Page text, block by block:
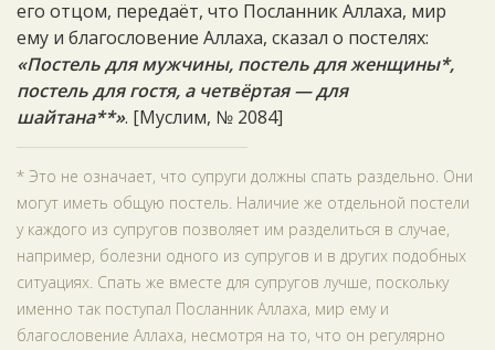
его отцом, передаёт, что Посланник Аллаха, мир
ему и благословение Аллаха, сказал о постелях:
«Постель для мужчины, постель для женщины*,
постель для гостя, а четвёртая — для
шайтана**». [Муслим, № 2084]
* Это не означает, что супруги должны спать раздельно. Они
могут иметь общую постель. Наличие же отдельной постели
у каждого из супругов позволяет им разделиться в случае,
например, болезни одного из супругов и в других подобных
ситуациях. Спать же вместе для супругов лучше, поскольку
именно так поступал Посланник Аллаха, мир ему и
благословение Аллаха, несмотря на то, что он регулярно